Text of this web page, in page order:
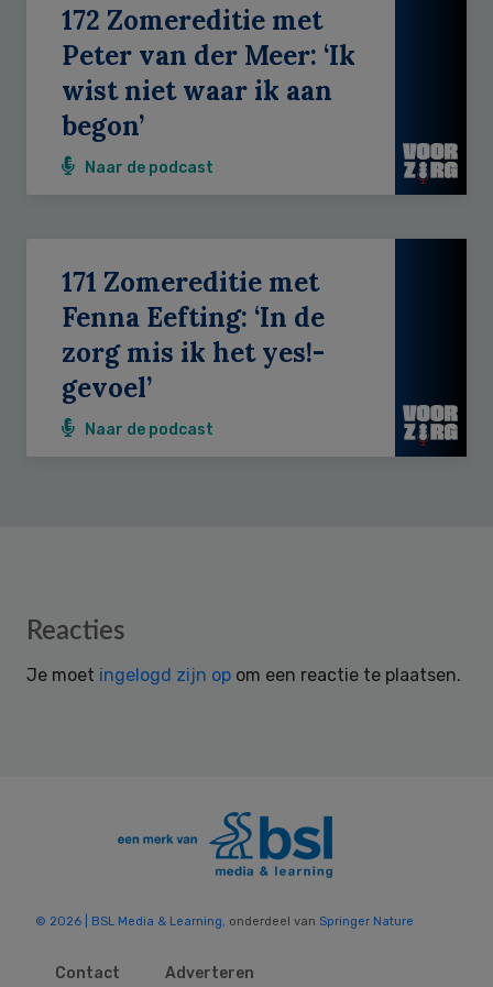
172 Zomereditie met
Peter van der Meer: ‘Ik
wist niet waar ik aan
begon’
Naar de podcast
171 Zomereditie met
Fenna Eefting: ‘In de
zorg mis ik het yes!-
gevoel’
Naar de podcast
Reader
Reacties
Je moet ingelogd zijn op om een reactie te plaatsen.
© 2026 | BSL Media & Learning , onderdeel van Springer Nature
Contact Adverteren